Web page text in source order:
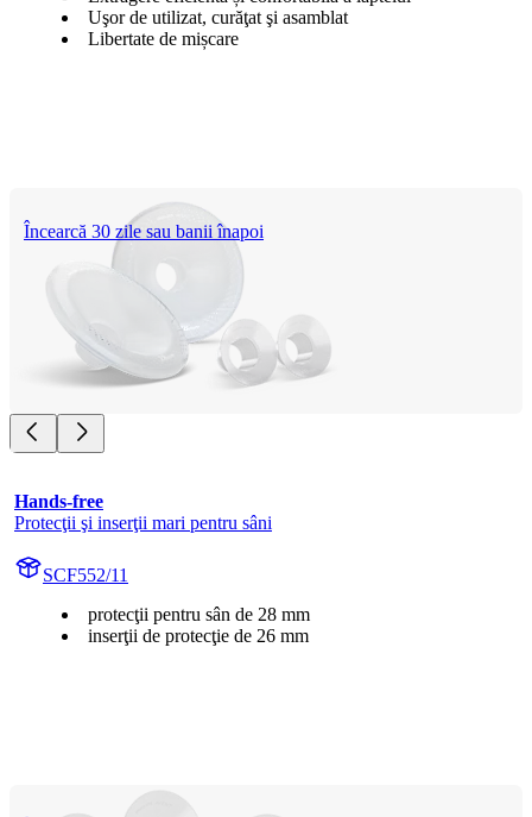
Uşor de utilizat, curăţat şi asamblat
Libertate de mișcare
Încearcă 30 zile sau banii înapoi
Hands-free
Protecţii şi inserţii mari pentru sâni
SCF552/11
protecţii pentru sân de 28 mm
inserţii de protecţie de 26 mm